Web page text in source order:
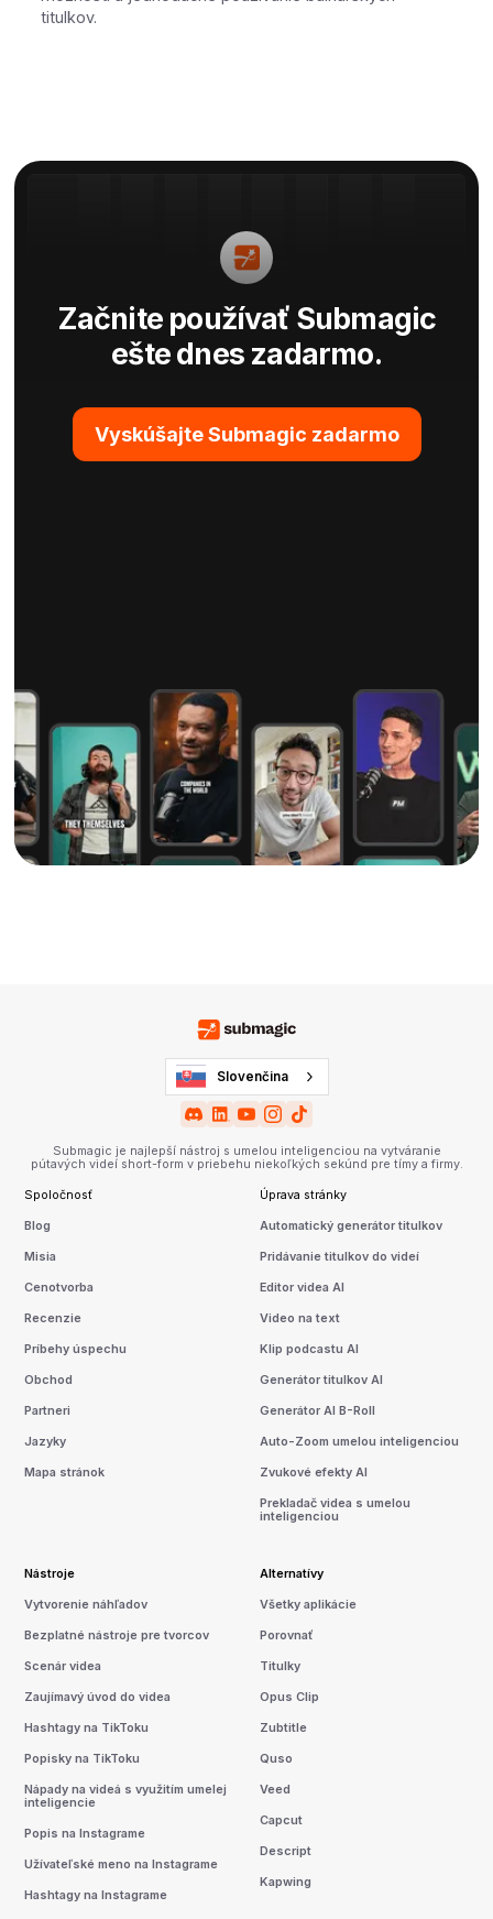
titulkov.
Začnite používať Submagic
ešte dnes zadarmo.
Vyskúšajte Submagic zadarmo
Slovenčina
Submagic je najlepší nástroj s umelou inteligenciou na vytváranie
pútavých videí short-form v priebehu niekoľkých sekúnd pre tímy a firmy.
Spoločnosť
Blog
Misia
Cenotvorba
Recenzie
Príbehy úspechu
Obchod
Partneri
Jazyky
Mapa stránok
Úprava stránky
Automatický generátor titulkov
Pridávanie titulkov do videí
Editor videa AI
Video na text
Klip podcastu AI
Generátor titulkov AI
Generátor AI B-Roll
Auto-Zoom umelou inteligenciou
Zvukové efekty AI
Prekladač videa s umelou
inteligenciou
Nástroje
Vytvorenie náhľadov
Bezplatné nástroje pre tvorcov
Scenár videa
Zaujímavý úvod do videa
Hashtagy na TikToku
Popisky na TikToku
Nápady na videá s využitím umelej
inteligencie
Popis na Instagrame
Užívateľské meno na Instagrame
Hashtagy na Instagrame
Alternatívy
Všetky aplikácie
Porovnať
Titulky
Opus Clip
Zubtitle
Quso
Veed
Capcut
Descript
Kapwing